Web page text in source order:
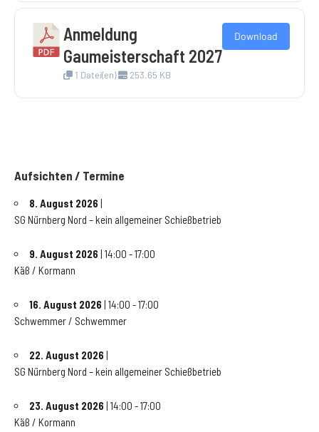
Anmeldung
Gaumeisterschaft 2027
1 Datei(en) 253.65 KB
Download
Aufsichten / Termine
8. August 2026 |
SG Nürnberg Nord – kein allgemeiner Schießbetrieb
9. August 2026 | 14:00 - 17:00
Käß / Kormann
16. August 2026 | 14:00 - 17:00
Schwemmer / Schwemmer
22. August 2026 |
SG Nürnberg Nord – kein allgemeiner Schießbetrieb
23. August 2026 | 14:00 - 17:00
Käß / Kormann